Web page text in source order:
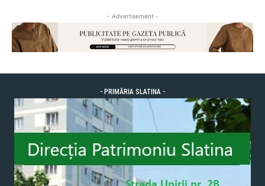
- Advertisement -
- PRIMĂRIA SLATINA -